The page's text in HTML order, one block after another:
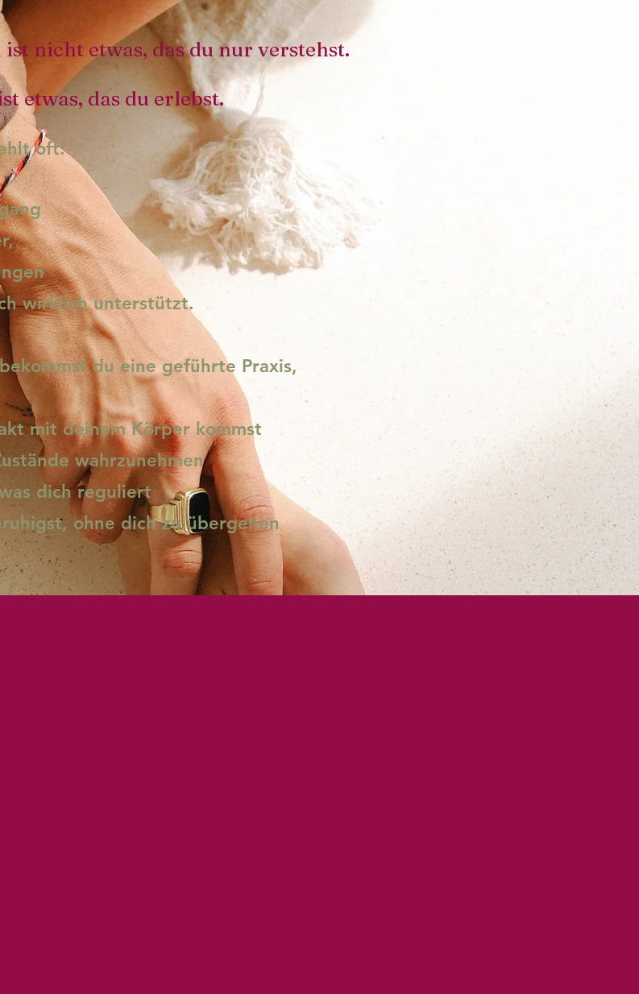
nicht etwas, das du nur verstehst.
etwas, das du erlebst.
oft:
wirklich unterstützt.
du eine geführte Praxis,
mit deinem Körper kommst
wahrzunehmen
dich reguliert
ohne dich zu übergehen